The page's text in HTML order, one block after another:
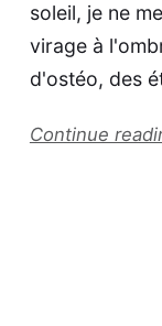
soleil, je ne
virage à
d'ostéo, des
Continue